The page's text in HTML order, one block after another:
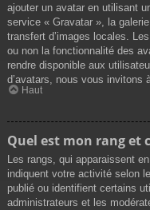
ajouter un avatar en utilisant
service « Gravatar », la
transfert d’images locales.
ou non la fonctionnalité des
rendre disponible aux
d’avatars, nous vous invitons
Haut
Quel est mon rang et
Les rangs, qui apparaissent
indiquent votre activité selon
publié ou identifient certains
administrateurs et les